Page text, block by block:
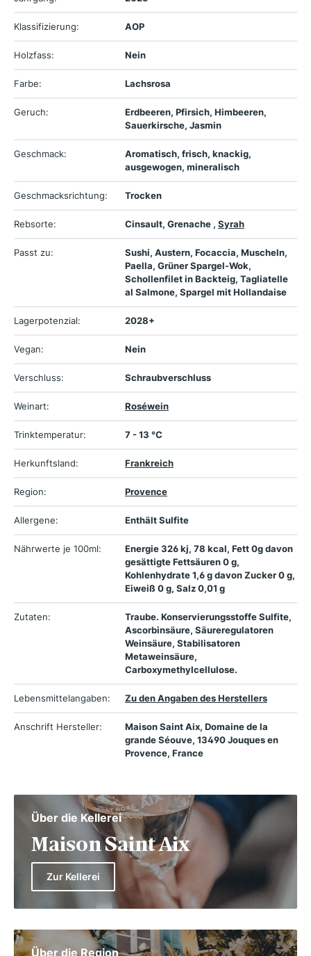
Klassifizierung: AOP
Holzfass: Nein
Farbe: Lachsrosa
Geruch:
Erdbeeren, Pfirsich, Himbeeren,
Sauerkirsche, Jasmin
Geschmack:
Aromatisch, frisch, knackig,
ausgewogen, mineralisch
Geschmacksrichtung: Trocken
Rebsorte: Cinsault, Grenache , Syrah
Passt zu:
Sushi, Austern, Focaccia, Muscheln,
Paella, Grüner Spargel-Wok,
Schollenfilet in Backteig, Tagliatelle
al Salmone, Spargel mit Hollandaise
Lagerpotenzial: 2028+
Vegan: Nein
Verschluss: Schraubverschluss
Weinart: Roséwein
Trinktemperatur: 7 - 13 °C
Herkunftsland: Frankreich
Region: Provence
Allergene: Enthält Sulfite
Nährwerte je 100ml:
Energie 326 kj, 78 kcal, Fett 0g davon
gesättigte Fettsäuren 0 g,
Kohlenhydrate 1,6 g davon Zucker 0 g,
Eiweiß 0 g, Salz 0,01 g
Zutaten:
Traube. Konservierungsstoffe Sulfite,
Ascorbinsäure, Säureregulatoren
Weinsäure, Stabilisatoren
Metaweinsäure,
Carboxymethylcellulose.
Lebensmittelangaben: Zu den Angaben des Herstellers
Anschrift Hersteller:
Maison Saint Aix, Domaine de la
grande Séouve, 13490 Jouques en
Provence, France
Über die Kellerei
Maison Saint Aix
Zur Kellerei
Über die Region